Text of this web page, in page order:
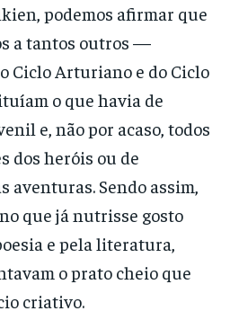
podemos afirmar que
a tantos outros —
Ciclo Arturiano e do Ciclo
o que havia de
e, não por acaso, todos
dos heróis ou de
aventuras. Sendo assim,
que já nutrisse gosto
e pela literatura,
o prato cheio que
criativo.